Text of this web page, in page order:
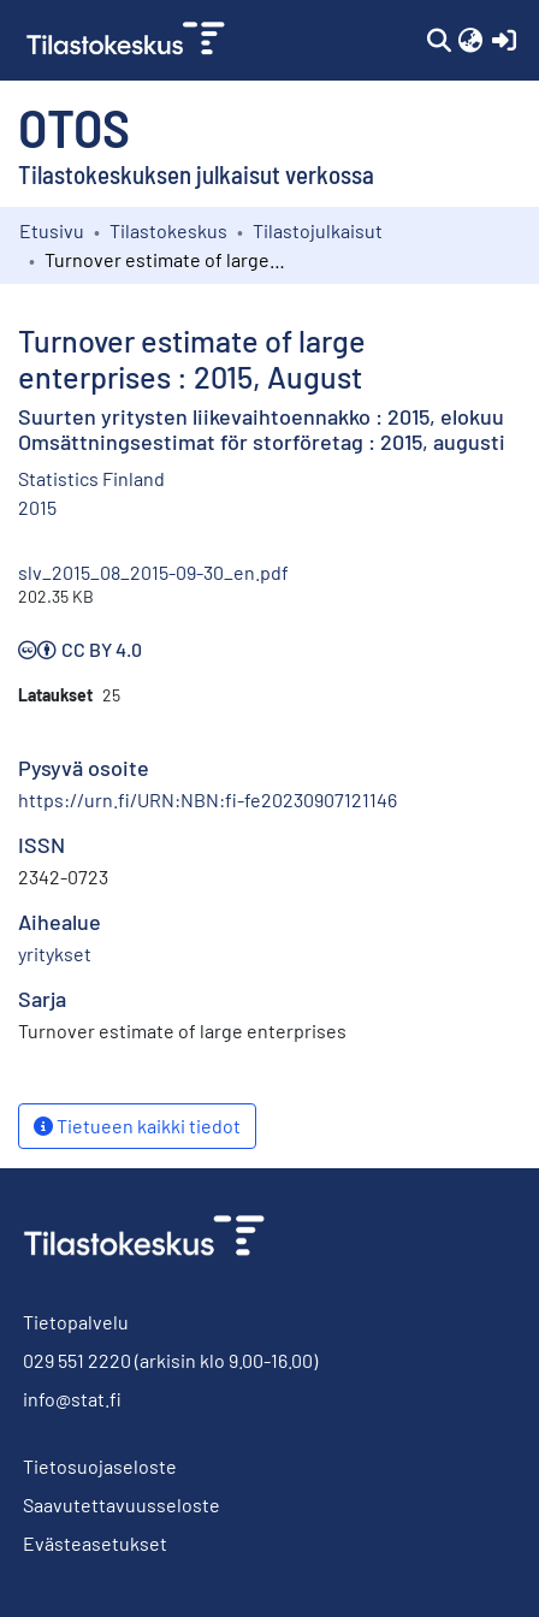
OTOS
Tilastokeskuksen julkaisut verkossa
Kokoelmat
Etusivu Tilastokeskus
Tilastojulkaisut
Turnover estimate of large
enterprises : 2015, August
Suurten yritysten liikevaihtoennakko : 2015, elokuu
Omsättningsestimat för storföretag : 2015, augusti
Statistics Finland
2015
slv_2015_08_2015-09-30_en.pdf
202.35 KB
CC BY 4.0
Lataukset 25
Pysyvä osoite
https://urn.fi/URN:NBN:fi-fe20230907121146
ISSN
2342-0723
Aihealue
yritykset
Sarja
Turnover estimate of large enterprises
Tietueen kaikki tiedot
Tietopalvelu
029 551 2220 (arkisin klo 9.00-16.00)
info@stat.fi
Tietosuojaseloste
Saavutettavuusseloste
Evästeasetukset